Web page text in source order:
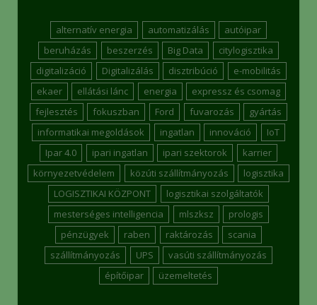
alternatív energia automatizálás
autóipar
beruházás
beszerzés Big Data
citylogisztika
digitalizáció
Digitalizálás disztribúció
e-mobilitás
ekaer
ellátási lánc energia
expressz és csomag
fejlesztés
fokuszban Ford fuvarozás
gyártás
informatikai megoldások
ingatlan innováció
IoT
Ipar 4.0
ipari ingatlan ipari szektorok
karrier
környezetvédelem
közúti szállítmányozás
logisztika
LOGISZTIKAI KÖZPONT
logisztikai szolgáltatók
mesterséges intelligencia
mlszksz
prologis
pénzügyek
raben raktározás
scania
szállítmányozás
UPS
vasúti szállítmányozás
építőipar
üzemeltetés